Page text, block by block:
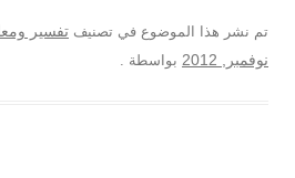
تم نشر هذا الموضوع في تصنيف تفسير
نوفمبر, 2012
بواسطة .